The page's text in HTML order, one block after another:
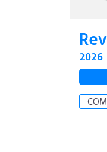
2026